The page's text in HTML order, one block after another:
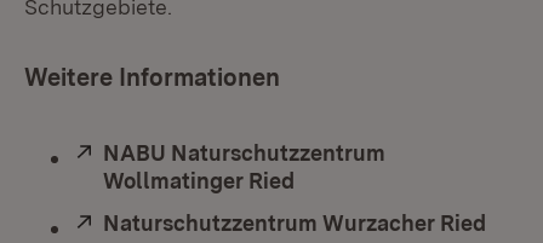
Schutzgebiete.
Weitere Informationen
Extern:
NABU Naturschutzzentrum
Wollmatinger Ried
Extern:
Naturschutzzentrum Wurzacher Ried